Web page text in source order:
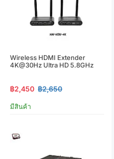
Wireless HDMI Extender
4K@30Hz Ultra HD 5.8GHz
฿2,450 ฿2,650
มีสินค้า